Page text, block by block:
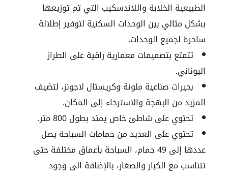
الطبيعية الخلابة واللاندسكيب التي تم توزيعها
بشكل مثالي بين الوحدات السكنية لتوفير إطلالة
ساحرة لجميع الوحدات.
تتمتع بتصميمات معمارية راقية على الطراز
اليوناني.
بحيرات صناعية ملونة وكريستال لاجونز، لتضيف
المزيد من البهجة والاسترخاء إلى المكان.
تحتوي على شاطئ خاص يمتد بطول 800 متر.
تحتوي على العديد من حمامات السباحة يصل
عددها إلى 49 حمام، السباحة بأعماق مختلفة حتى
تتناسب مع الكبار والصغار، بالإضافة الى وجود